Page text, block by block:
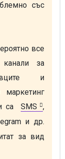
със
все
за
и
маркетинг
са SMS
и др.
за вид